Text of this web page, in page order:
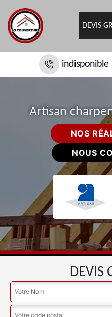
DEVIS
indisponible
Artisan
NOS
NOUS
DEVIS